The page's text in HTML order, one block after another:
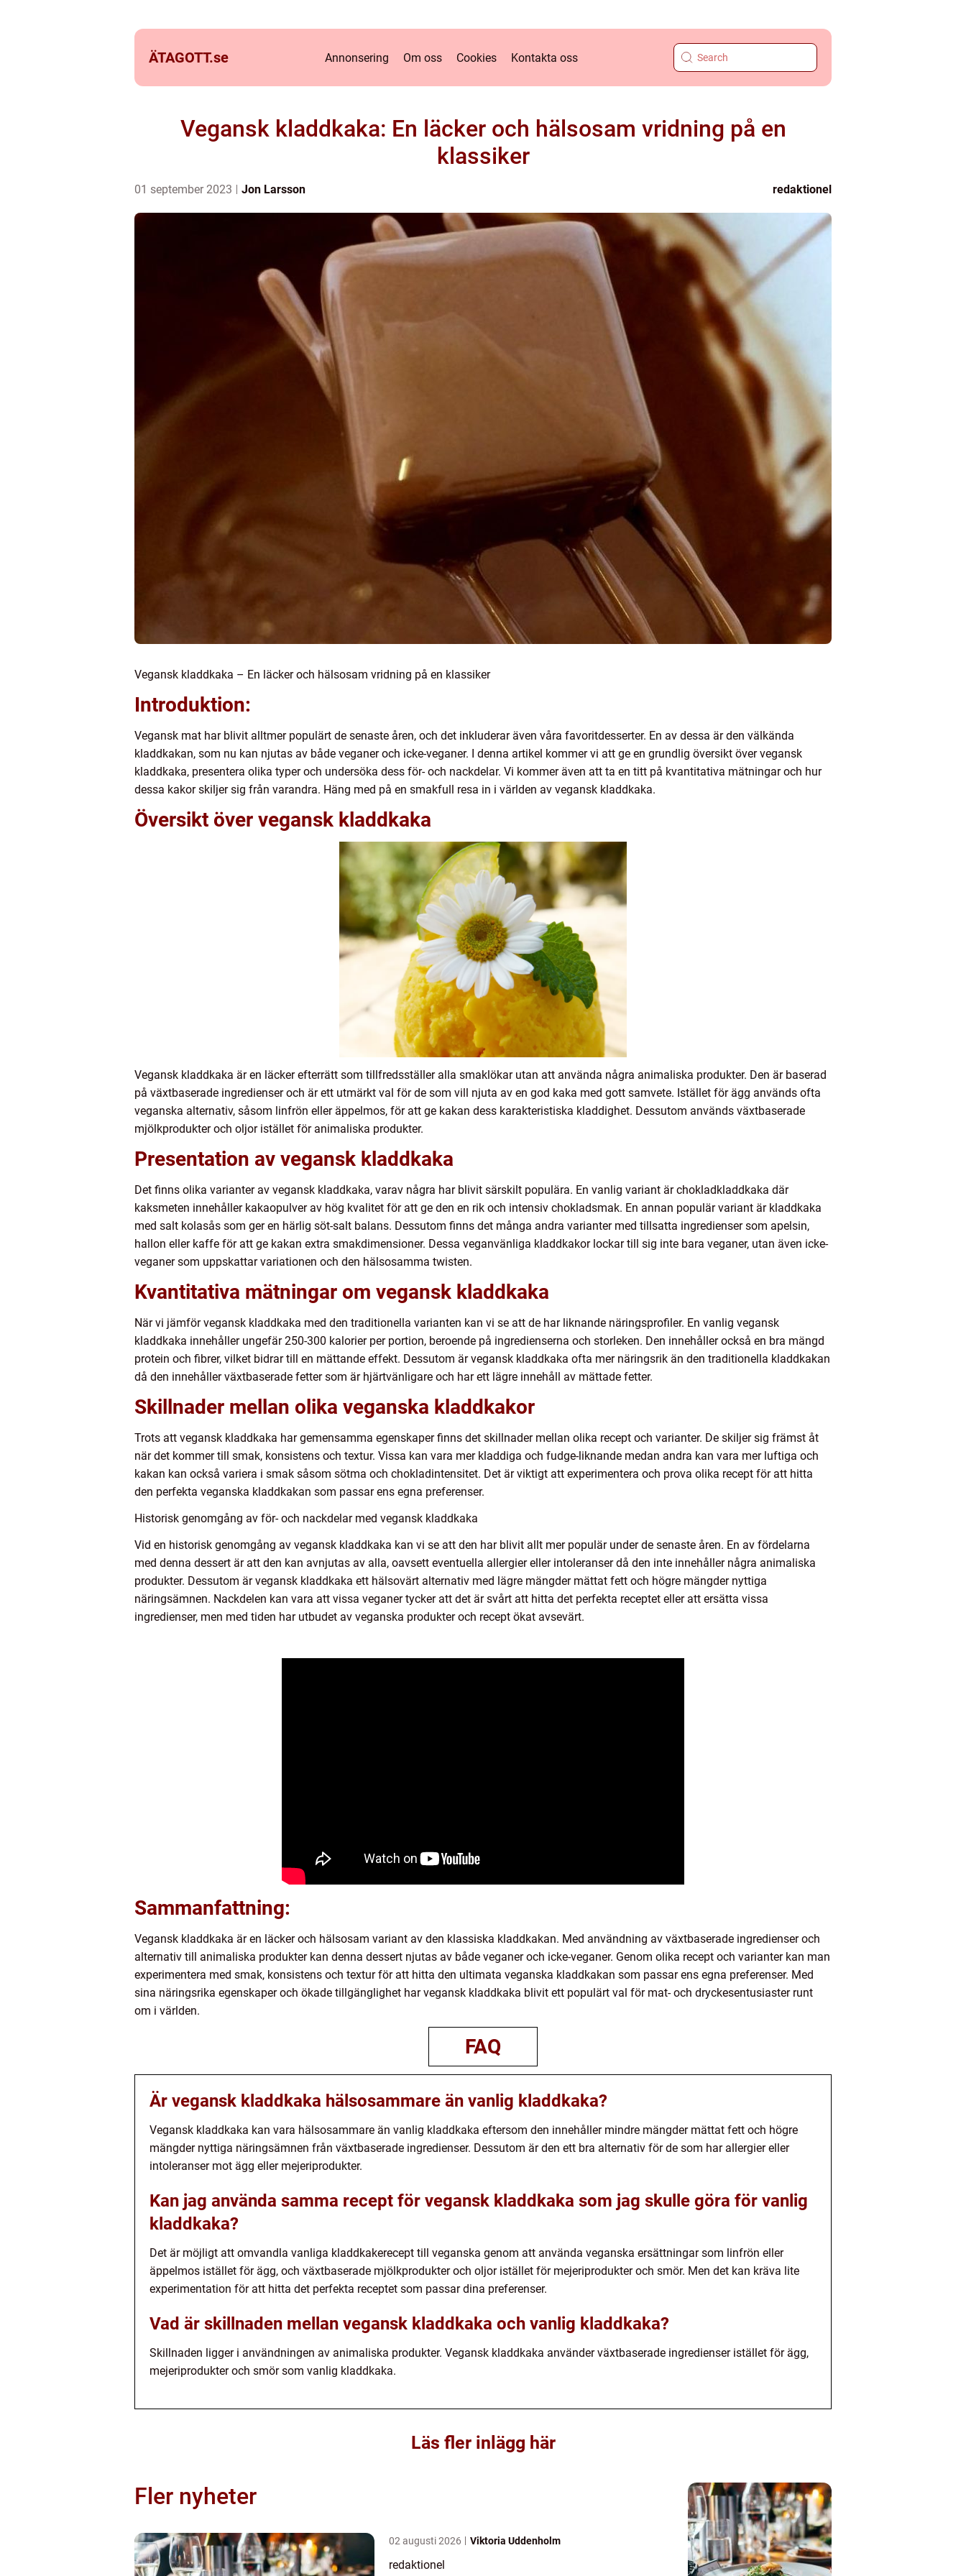
ÄTAGOTT.se Annonsering Om oss Cookies Kontakta oss
Vegansk kladdkaka: En läcker och hälsosam vridning på en
klassiker
01 september 2023 Jon Larsson redaktionel
Vegansk kladdkaka – En läcker och hälsosam vridning på en klassiker
Introduktion:
Vegansk mat har blivit alltmer populärt de senaste åren, och det inkluderar även våra favoritdesserter. En av dessa är den välkända
kladdkakan, som nu kan njutas av både veganer och icke-veganer. I denna artikel kommer vi att ge en grundlig översikt över vegansk
kladdkaka, presentera olika typer och undersöka dess för- och nackdelar. Vi kommer även att ta en titt på kvantitativa mätningar och hur
dessa kakor skiljer sig från varandra. Häng med på en smakfull resa in i världen av vegansk kladdkaka.
Översikt över vegansk kladdkaka
Vegansk kladdkaka är en läcker efterrätt som tillfredsställer alla smaklökar utan att använda några animaliska produkter. Den är baserad
på växtbaserade ingredienser och är ett utmärkt val för de som vill njuta av en god kaka med gott samvete. Istället för ägg används ofta
veganska alternativ, såsom linfrön eller äppelmos, för att ge kakan dess karakteristiska kladdighet. Dessutom används växtbaserade
mjölkprodukter och oljor istället för animaliska produkter.
Presentation av vegansk kladdkaka
Det finns olika varianter av vegansk kladdkaka, varav några har blivit särskilt populära. En vanlig variant är chokladkladdkaka där
kaksmeten innehåller kakaopulver av hög kvalitet för att ge den en rik och intensiv chokladsmak. En annan populär variant är kladdkaka
med salt kolasås som ger en härlig söt-salt balans. Dessutom finns det många andra varianter med tillsatta ingredienser som apelsin,
hallon eller kaffe för att ge kakan extra smakdimensioner. Dessa veganvänliga kladdkakor lockar till sig inte bara veganer, utan även icke-
veganer som uppskattar variationen och den hälsosamma twisten.
Kvantitativa mätningar om vegansk kladdkaka
När vi jämför vegansk kladdkaka med den traditionella varianten kan vi se att de har liknande näringsprofiler. En vanlig vegansk
kladdkaka innehåller ungefär 250-300 kalorier per portion, beroende på ingredienserna och storleken. Den innehåller också en bra mängd
protein och fibrer, vilket bidrar till en mättande effekt. Dessutom är vegansk kladdkaka ofta mer näringsrik än den traditionella kladdkakan
då den innehåller växtbaserade fetter som är hjärtvänligare och har ett lägre innehåll av mättade fetter.
Skillnader mellan olika veganska kladdkakor
Trots att vegansk kladdkaka har gemensamma egenskaper finns det skillnader mellan olika recept och varianter. De skiljer sig främst åt
när det kommer till smak, konsistens och textur. Vissa kan vara mer kladdiga och fudge-liknande medan andra kan vara mer luftiga och
kakan kan också variera i smak såsom sötma och chokladintensitet. Det är viktigt att experimentera och prova olika recept för att hitta
den perfekta veganska kladdkakan som passar ens egna preferenser.
Historisk genomgång av för- och nackdelar med vegansk kladdkaka
Vid en historisk genomgång av vegansk kladdkaka kan vi se att den har blivit allt mer populär under de senaste åren. En av fördelarna
med denna dessert är att den kan avnjutas av alla, oavsett eventuella allergier eller intoleranser då den inte innehåller några animaliska
produkter. Dessutom är vegansk kladdkaka ett hälsovärt alternativ med lägre mängder mättat fett och högre mängder nyttiga
näringsämnen. Nackdelen kan vara att vissa veganer tycker att det är svårt att hitta det perfekta receptet eller att ersätta vissa
ingredienser, men med tiden har utbudet av veganska produkter och recept ökat avsevärt.
Sammanfattning:
Vegansk kladdkaka är en läcker och hälsosam variant av den klassiska kladdkakan. Med användning av växtbaserade ingredienser och
alternativ till animaliska produkter kan denna dessert njutas av både veganer och icke-veganer. Genom olika recept och varianter kan man
experimentera med smak, konsistens och textur för att hitta den ultimata veganska kladdkakan som passar ens egna preferenser. Med
sina näringsrika egenskaper och ökade tillgänglighet har vegansk kladdkaka blivit ett populärt val för mat- och dryckesentusiaster runt
om i världen.
FAQ
Är vegansk kladdkaka hälsosammare än vanlig kladdkaka?
Vegansk kladdkaka kan vara hälsosammare än vanlig kladdkaka eftersom den innehåller mindre mängder mättat fett och högre
mängder nyttiga näringsämnen från växtbaserade ingredienser. Dessutom är den ett bra alternativ för de som har allergier eller
intoleranser mot ägg eller mejeriprodukter.
Kan jag använda samma recept för vegansk kladdkaka som jag skulle göra för vanlig
kladdkaka?
Det är möjligt att omvandla vanliga kladdkakerecept till veganska genom att använda veganska ersättningar som linfrön eller
äppelmos istället för ägg, och växtbaserade mjölkprodukter och oljor istället för mejeriprodukter och smör. Men det kan kräva lite
experimentation för att hitta det perfekta receptet som passar dina preferenser.
Vad är skillnaden mellan vegansk kladdkaka och vanlig kladdkaka?
Skillnaden ligger i användningen av animaliska produkter. Vegansk kladdkaka använder växtbaserade ingredienser istället för ägg,
mejeriprodukter och smör som vanlig kladdkaka.
Läs fler inlägg här
Fler nyheter
02 augusti 2026 Viktoria Uddenholm
redaktionel